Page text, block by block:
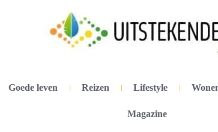
Goede leven Reizen Lifestyle
Magazine